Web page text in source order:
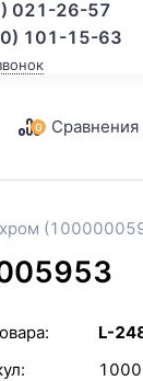
021-26-57
101-15-63
0 Сравнения
хром
L-